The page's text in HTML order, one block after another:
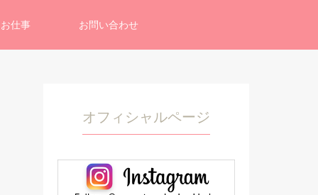
お仕事 お問い合わせ
オフィシャルページ